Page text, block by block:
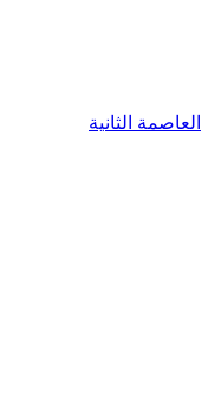
العاصمة الثانية